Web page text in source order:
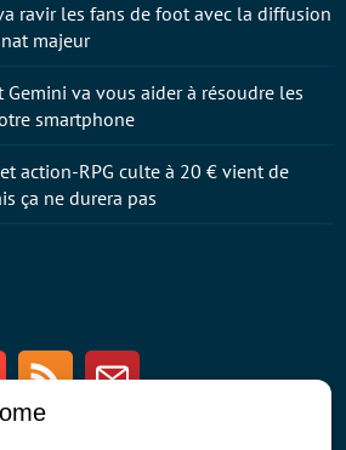
Youtube RSS Newsletter
ravir les fans de foot avec la diffusion
majeur
Gemini va vous aider à résoudre les
smartphone
action-RPG culte à 20 € vient de
ça ne durera pas